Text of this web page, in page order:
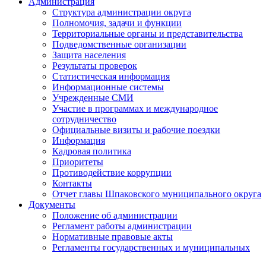
Структура администрации округа
Полномочия, задачи и функции
Территориальные органы и представительства
Подведомственные организации
Защита населения
Результаты проверок
Статистическая информация
Информационные системы
Учрежденные СМИ
Участие в программах и международное
сотрудничество
Официальные визиты и рабочие поездки
Информация
Кадровая политика
Приоритеты
Противодействие коррупции
Контакты
Отчет главы Шпаковского муниципального округа
Документы
Положение об администрации
Регламент работы администрации
Нормативные правовые акты
Регламенты государственных и муниципальных